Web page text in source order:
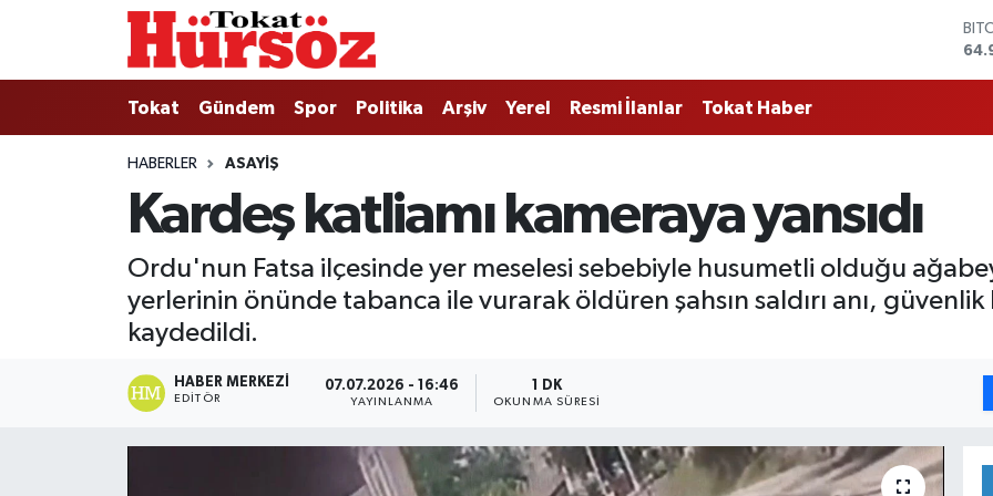
Tokat Gündem Spor Politika Arşiv Yerel Resmi İlanlar Tokat Haber
HABERLER ASAYIŞ
Kardeş katliamı kameraya yansıdı
Ordu'nun Fatsa ilçesinde yer meselesi sebebiyle husumetli olduğu
yerlerinin önünde tabanca ile vurarak öldüren şahsın saldırı anı,
kaydedildi.
HABER MERKEZI
EDITÖR
07.07.2026 - 16:46
YAYINLANMA
1 DK
OKUNMA SÜRESI
Tokat
Türkiye Gündemi
Gündem
Nöbetçi Eczaneler
Hava Durumu
Tokat Namaz Vakitleri
Süper Lig Puan Durumu ve Fikstür